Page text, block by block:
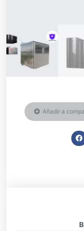
Añadir a